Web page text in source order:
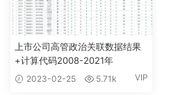
上市公司高管政治关联数据结果
+计算代码2008-2021年
2023-02-25 5.71k VIP